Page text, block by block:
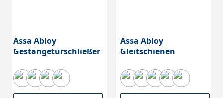
Assa Abloy
Gestängetürschließer
Assa Abloy
Gleitschienen